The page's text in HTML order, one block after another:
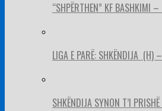
“SHPËRTHEN” KF BASHKIMI
LIGA E PARË: SHKËNDIJA (H)
SHKËNDIJA SYNON T’I